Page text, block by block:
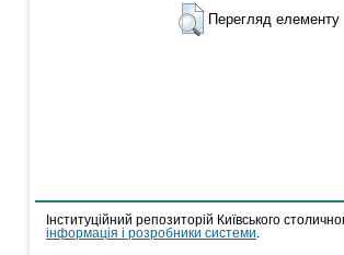
Перегляд елементу
Інституційний репозиторій Київського
інформація і розробники системи